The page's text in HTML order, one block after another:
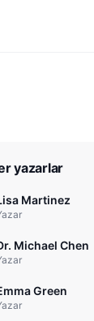
yazarlar
Martinez
Michael Chen
Green